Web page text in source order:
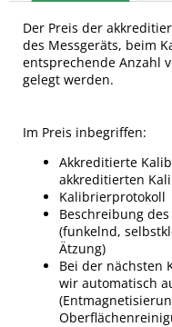
Der Preis der
des Messgeräts, beim
entsprechende Anzahl
gelegt werden.
Im Preis inbegriffen:
Akkreditierte
akkreditierten
Kalibrierprotokoll
Beschreibung
(funkelnd,
Ätzung)
Bei der nächsten
wir automatisch